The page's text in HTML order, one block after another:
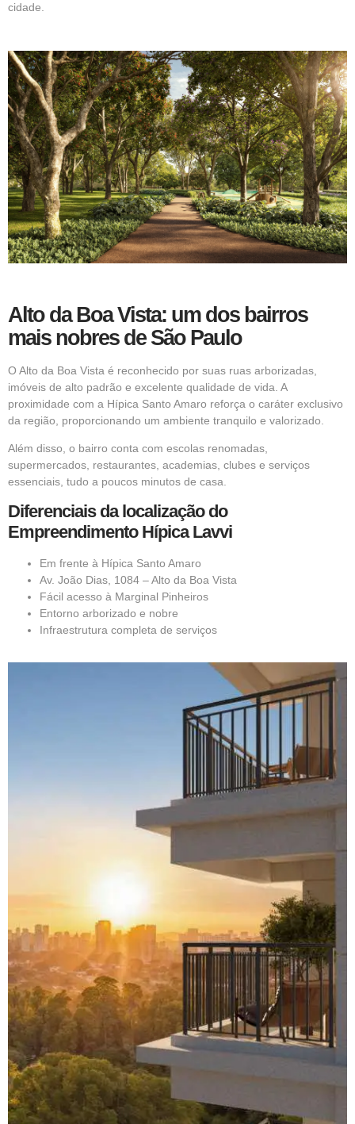
cidade.
Alto da Boa Vista: um dos bairros
mais nobres de São Paulo
O Alto da Boa Vista é reconhecido por suas ruas arborizadas,
imóveis de alto padrão e excelente qualidade de vida. A
proximidade com a Hípica Santo Amaro reforça o caráter exclusivo
da região, proporcionando um ambiente tranquilo e valorizado.
Além disso, o bairro conta com escolas renomadas,
supermercados, restaurantes, academias, clubes e serviços
essenciais, tudo a poucos minutos de casa.
Diferenciais da localização do
Empreendimento Hípica Lavvi
Em frente à Hípica Santo Amaro
Av. João Dias, 1084 – Alto da Boa Vista
Fácil acesso à Marginal Pinheiros
Entorno arborizado e nobre
Infraestrutura completa de serviços